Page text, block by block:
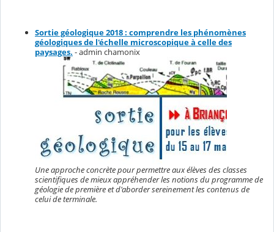
Sortie géologique 2018 : comprendre les phénomènes
géologiques de l'échelle microscopique à celle des
paysages. - admin chamonix
Une approche concrète pour permettre aux élèves des classes
scientifiques de mieux appréhender les notions du programme de
géologie de première et d'aborder sereinement les contenus de
celui de terminale.